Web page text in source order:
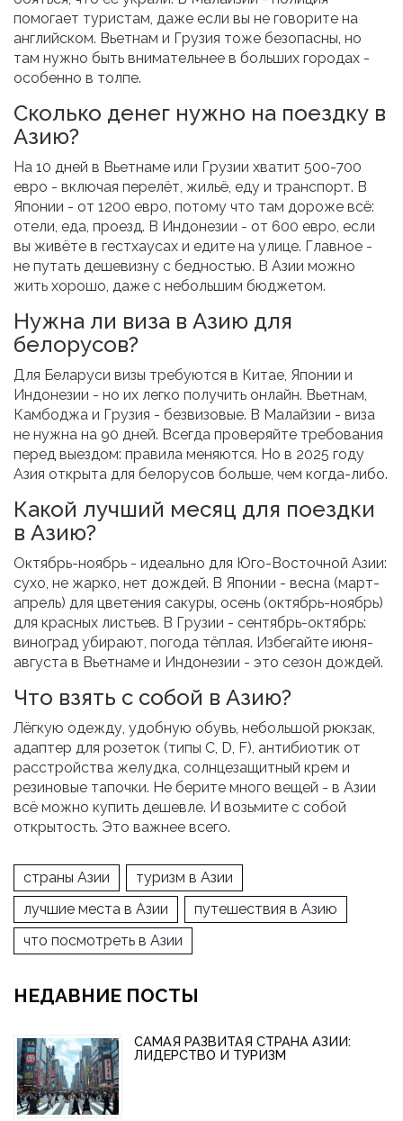
помогает туристам, даже если вы не говорите на
английском. Вьетнам и Грузия тоже безопасны, но
там нужно быть внимательнее в больших городах -
особенно в толпе.
Сколько денег нужно на поездку в
Азию?
На 10 дней в Вьетнаме или Грузии хватит 500-700
евро - включая перелёт, жильё, еду и транспорт. В
Японии - от 1200 евро, потому что там дороже всё:
отели, еда, проезд. В Индонезии - от 600 евро, если
вы живёте в гестхаусах и едите на улице. Главное -
не путать дешевизну с бедностью. В Азии можно
жить хорошо, даже с небольшим бюджетом.
Нужна ли виза в Азию для
белорусов?
Для Беларуси визы требуются в Китае, Японии и
Индонезии - но их легко получить онлайн. Вьетнам,
Камбоджа и Грузия - безвизовые. В Малайзии - виза
не нужна на 90 дней. Всегда проверяйте требования
перед выездом: правила меняются. Но в 2025 году
Азия открыта для белорусов больше, чем когда-либо.
Какой лучший месяц для поездки
в Азию?
Октябрь-ноябрь - идеально для Юго-Восточной Азии:
сухо, не жарко, нет дождей. В Японии - весна (март-
апрель) для цветения сакуры, осень (октябрь-ноябрь)
для красных листьев. В Грузии - сентябрь-октябрь:
виноград убирают, погода тёплая. Избегайте июня-
августа в Вьетнаме и Индонезии - это сезон дождей.
Что взять с собой в Азию?
Лёгкую одежду, удобную обувь, небольшой рюкзак,
адаптер для розеток (типы C, D, F), антибиотик от
расстройства желудка, солнцезащитный крем и
резиновые тапочки. Не берите много вещей - в Азии
всё можно купить дешевле. И возьмите с собой
открытость. Это важнее всего.
страны Азии
туризм в Азии
лучшие места в Азии
путешествия в Азию
что посмотреть в Азии
НЕДАВНИЕ ПОСТЫ
САМАЯ РАЗВИТАЯ СТРАНА АЗИИ:
ЛИДЕРСТВО И ТУРИЗМ